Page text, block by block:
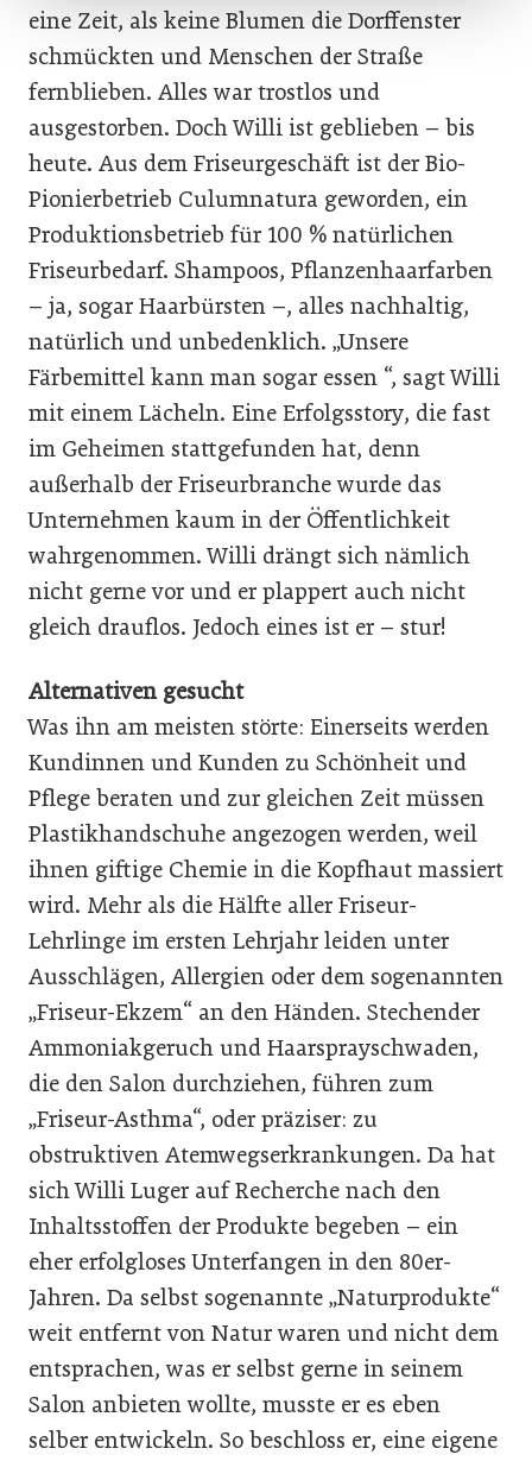
eine Zeit, als keine Blumen die Dorffenster
schmückten und Menschen der Straße
fernblieben. Alles war trostlos und
ausgestorben. Doch Willi ist geblieben – bis
heute. Aus dem Friseurgeschäft ist der Bio-
Pionierbetrieb Culumnatura geworden, ein
Produktionsbetrieb für 100 % natürlichen
Friseurbedarf. Shampoos, Pflanzenhaarfarben
– ja, sogar Haarbürsten –, alles nachhaltig,
natürlich und unbedenklich. „Unsere
Färbemittel kann man sogar essen “, sagt Willi
mit einem Lächeln. Eine Erfolgsstory, die fast
im Geheimen stattgefunden hat, denn
außerhalb der Friseurbranche wurde das
Unternehmen kaum in der Öffentlichkeit
wahrgenommen. Willi drängt sich nämlich
nicht gerne vor und er plappert auch nicht
gleich drauflos. Jedoch eines ist er – stur!
Alternativen gesucht
Was ihn am meisten störte: Einerseits werden
Kundinnen und Kunden zu Schönheit und
Pflege beraten und zur gleichen Zeit müssen
Plastikhandschuhe angezogen werden, weil
ihnen giftige Chemie in die Kopfhaut massiert
wird. Mehr als die Hälfte aller Friseur-
Lehrlinge im ersten Lehrjahr leiden unter
Ausschlägen, Allergien oder dem sogenannten
„Friseur-Ekzem“ an den Händen. Stechender
Ammoniakgeruch und Haarsprayschwaden,
die den Salon durchziehen, führen zum
„Friseur-Asthma“, oder präziser: zu
obstruktiven Atemwegserkrankungen. Da hat
sich Willi Luger auf Recherche nach den
Inhaltsstoffen der Produkte begeben – ein
eher erfolgloses Unterfangen in den 80er-
Jahren. Da selbst sogenannte „Naturprodukte“
weit entfernt von Natur waren und nicht dem
entsprachen, was er selbst gerne in seinem
Salon anbieten wollte, musste er es eben
selber entwickeln. So beschloss er, eine eigene